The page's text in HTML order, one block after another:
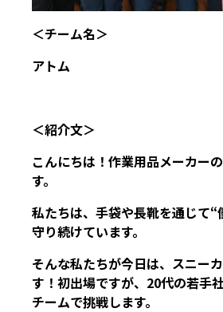
＜チーム名＞
アトム
＜紹介文＞
こんにちは！作業用品メーカー
す。
私たちは、手袋や長靴を通じて“
守り続けています。
そんな私たちが今日は、スニー
す！初出場ですが、20代の若手
チームで挑戦します。